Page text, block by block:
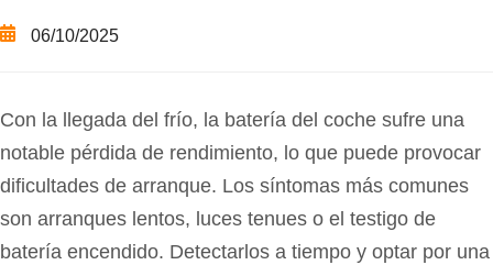
06/10/2025
Con la llegada del frío, la batería del coche sufre una
notable pérdida de rendimiento, lo que puede provocar
dificultades de arranque. Los síntomas más comunes
son arranques lentos, luces tenues o el testigo de
batería encendido. Detectarlos a tiempo y optar por una